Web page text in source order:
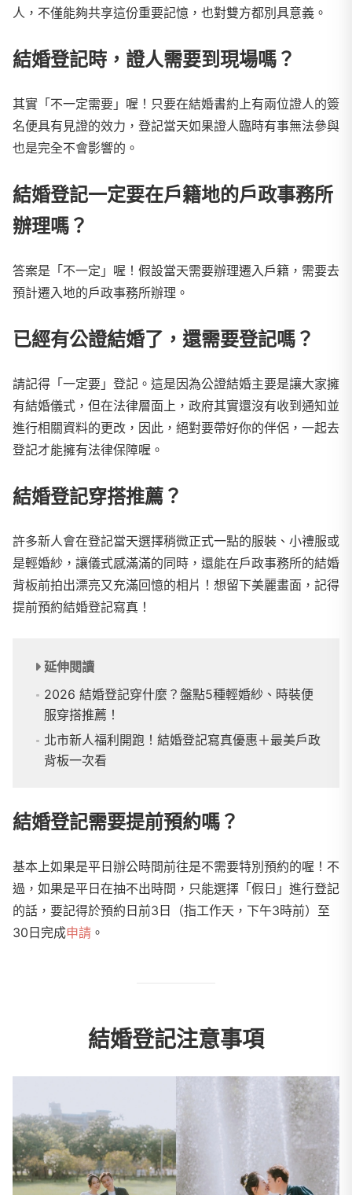
人，不僅能夠共享這份重要記憶，也對雙方都別具意義。
結婚登記時，證人需要到現場嗎？
其實「不一定需要」喔！只要在結婚書約上有兩位證人的簽
名便具有見證的效力，登記當天如果證人臨時有事無法參與
也是完全不會影響的。
結婚登記一定要在戶籍地的戶政事務所
辦理嗎？
答案是「不一定」喔！假設當天需要辦理遷入戶籍，需要去
預計遷入地的戶政事務所辦理。
已經有公證結婚了，還需要登記嗎？
請記得「一定要」登記。這是因為公證結婚主要是讓大家擁
有結婚儀式，但在法律層面上，政府其實還沒有收到通知並
進行相關資料的更改，因此，絕對要帶好你的伴侶，一起去
登記才能擁有法律保障喔。
結婚登記穿搭推薦？
許多新人會在登記當天選擇稍微正式一點的服裝、小禮服或
是輕婚紗，讓儀式感滿滿的同時，還能在戶政事務所的結婚
背板前拍出漂亮又充滿回憶的相片！想留下美麗畫面，記得
提前預約結婚登記寫真！
延伸閱讀
2026 結婚登記穿什麼？盤點5種輕婚紗、時裝便
服穿搭推薦！
北市新人福利開跑！結婚登記寫真優惠＋最美戶政
背板一次看
結婚登記需要提前預約嗎？
基本上如果是平日辦公時間前往是不需要特別預約的喔！不
過，如果是平日在抽不出時間，只能選擇「假日」進行登記
的話，要記得於預約日前3日（指工作天，下午3時前）至
30日完成申請 。
結婚登記注意事項